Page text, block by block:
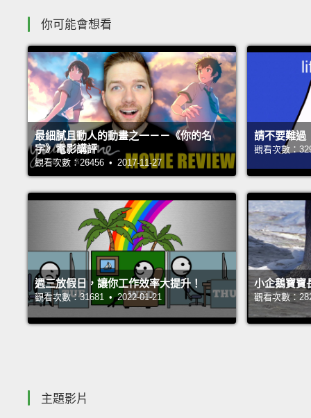
你可能會想看
最細膩且動人的動畫之一－－《你的名
字》電影講評
觀看次數：26456 • 2017-11-27
請不要難過
觀看次數：
週三放假日，讓你工作效率大提升！
觀看次數：31681 • 2022-01-21
小企鵝寶寶
觀看次數：
主題影片